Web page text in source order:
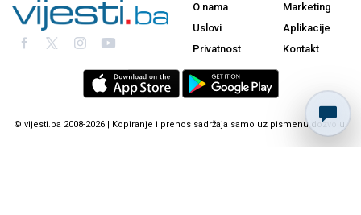
O nama
Uslovi
Privatnost
Marketing
Aplikacije
Kontakt
© vijesti.ba 2008-2026 | Kopiranje i prenos sadržaja samo uz pismenu dozvolu.